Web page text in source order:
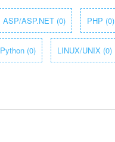
ASP/ASP.NET (0) PHP (0)
Python (0) LINUX/UNIX (0)